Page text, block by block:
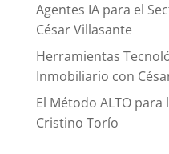
Agentes IA para el
César Villasante
Herramientas
Inmobiliario con
El Método ALTO
Cristino Torío